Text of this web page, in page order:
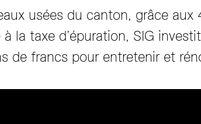
usées du canton, grâce aux
la taxe d’épuration, SIG
de francs pour entretenir et